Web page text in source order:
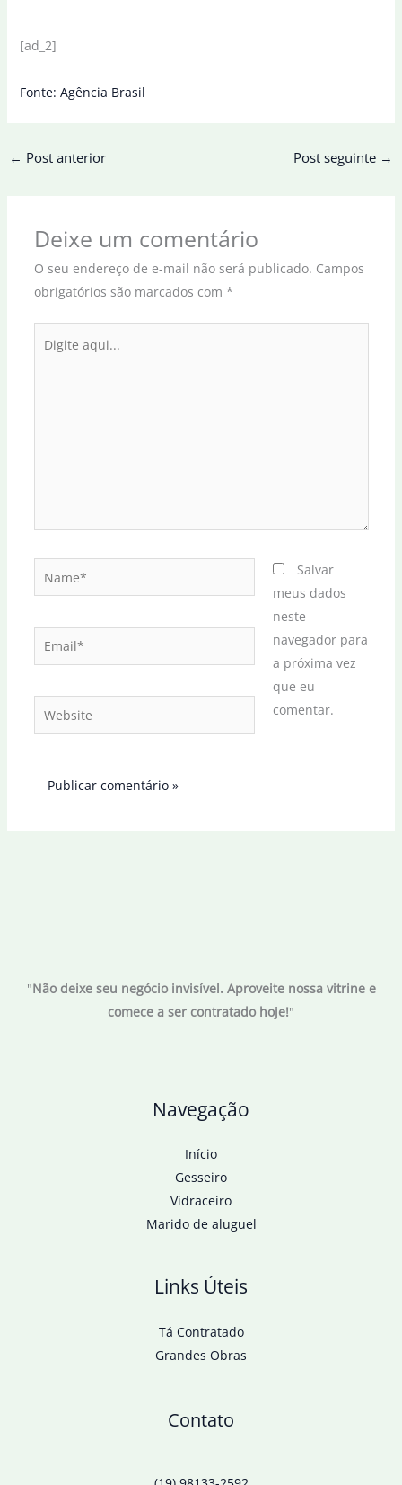
[ad_2]
Fonte: Agência Brasil
← Post anterior Post seguinte →
Deixe um comentário
O seu endereço de e-mail não será publicado. Campos
obrigatórios são marcados com *
aqui...
Email*
Website
Salvar
meus dados
neste
navegador para
a próxima vez
que eu
comentar.
"Não deixe seu negócio invisível. Aproveite nossa vitrine e
comece a ser contratado hoje!"
Navegação
Início
Gesseiro
Vidraceiro
Marido de aluguel
Links Úteis
Tá Contratado
Grandes Obras
Contato